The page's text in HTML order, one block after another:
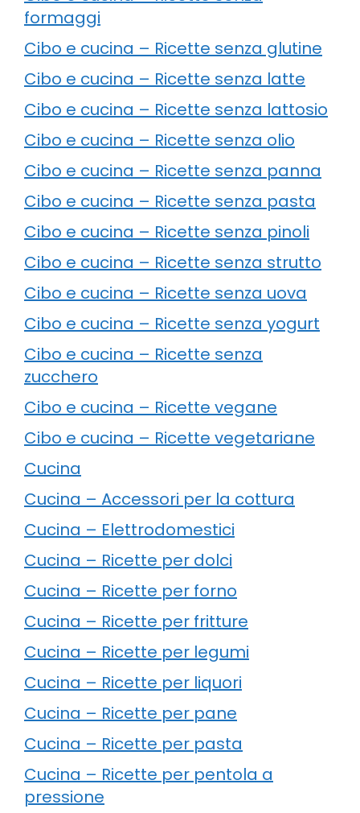
formaggi
Cibo e cucina – Ricette senza glutine
Cibo e cucina – Ricette senza latte
Cibo e cucina – Ricette senza lattosio
Cibo e cucina – Ricette senza olio
Cibo e cucina – Ricette senza panna
Cibo e cucina – Ricette senza pasta
Cibo e cucina – Ricette senza pinoli
Cibo e cucina – Ricette senza strutto
Cibo e cucina – Ricette senza uova
Cibo e cucina – Ricette senza yogurt
Cibo e cucina – Ricette senza
zucchero
Cibo e cucina – Ricette vegane
Cibo e cucina – Ricette vegetariane
Cucina
Cucina – Accessori per la cottura
Cucina – Elettrodomestici
Cucina – Ricette per dolci
Cucina – Ricette per forno
Cucina – Ricette per fritture
Cucina – Ricette per legumi
Cucina – Ricette per liquori
Cucina – Ricette per pane
Cucina – Ricette per pasta
Cucina – Ricette per pentola a
pressione